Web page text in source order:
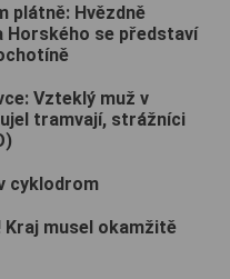
plátně: Hvězdně
Horského se představí
Vzteklý muž v
tramvají, strážníci
cyklodrom
Kraj musel okamžitě